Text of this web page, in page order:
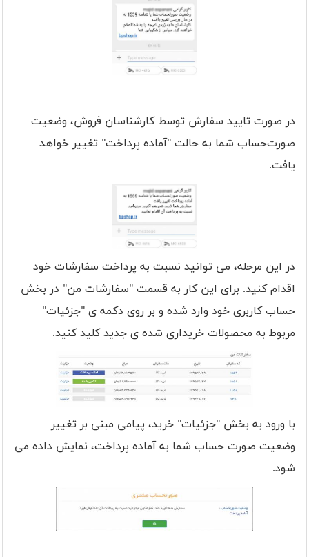
در صورت تایید سفارش توسط کارشناسان فروش، وضعیت
صورت‌حساب شما به حالت "آماده پرداخت" تغییر خواهد
یافت.
در این مرحله، می توانید نسبت به پرداخت سفارشات خود
اقدام کنید. برای این کار به قسمت "سفارشات من" در بخش
حساب کاربری خود وارد شده و بر روی دکمه ی "جزئیات"
مربوط به محصولات خریداری شده ی جدید کلید کنید.
با ورود به بخش "جزئیات" خرید، پیامی مبنی بر تغییر
وضعیت صورت حساب شما به آماده پرداخت، نمایش داده می
شود.